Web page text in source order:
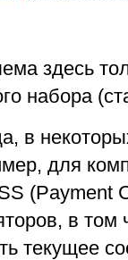
здесь
набора
в
для
(Payment
в том
текущее